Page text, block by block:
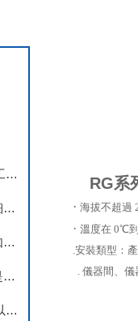
大功率磁力攪拌器在實驗或工業(yè)應(yīng)用中可能會出現(xiàn)多種問題
低溫冷卻循環(huán)泵其詳細的應(yīng)用范圍如下
臺式循環(huán)水真空泵是如何使用的呢？
微波化學(xué)反應(yīng)器是如何進行保養(yǎng)的呢？
在使用高溫油浴鍋時需留意以下事項
RG系
· 海拔不超過
· 溫度在 0℃
.安裝類型：產
. 儀器間、